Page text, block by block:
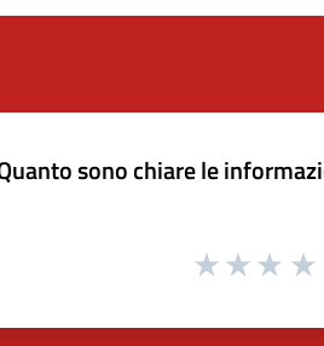
sono chiare le